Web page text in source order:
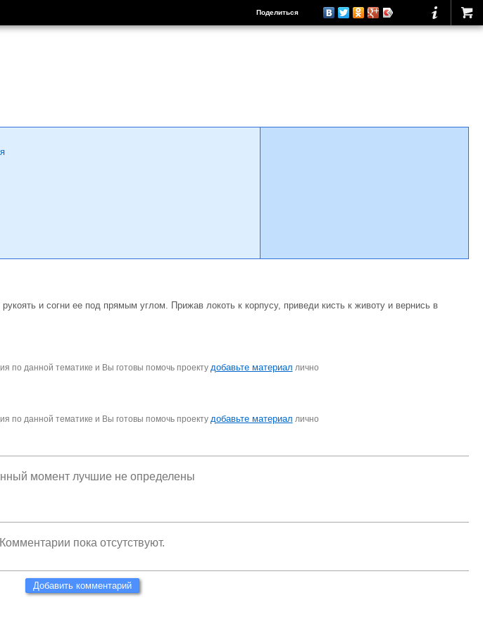
Поделиться
и согни ее под прямым углом. Прижав локоть к корпусу, приведи кисть к животу и вернись в
по данной тематике и Вы готовы помочь проекту добавьте материал лично
по данной тематике и Вы готовы помочь проекту добавьте материал лично
момент лучшие не определены
Комментарии пока отсутствуют.
Добавить комментарий